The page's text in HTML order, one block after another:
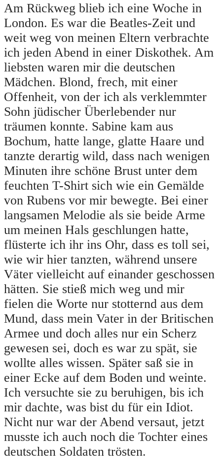
Am Rückweg blieb ich eine Woche in
London. Es war die Beatles-Zeit und
weit weg von meinen Eltern verbrachte
ich jeden Abend in einer Diskothek. Am
liebsten waren mir die deutschen
Mädchen. Blond, frech, mit einer
Offenheit, von der ich als verklemmter
Sohn jüdischer Überlebender nur
träumen konnte. Sabine kam aus
Bochum, hatte lange, glatte Haare und
tanzte derartig wild, dass nach wenigen
Minuten ihre schöne Brust unter dem
feuchten T-Shirt sich wie ein Gemälde
von Rubens vor mir bewegte. Bei einer
langsamen Melodie als sie beide Arme
um meinen Hals geschlungen hatte,
flüsterte ich ihr ins Ohr, dass es toll sei,
wie wir hier tanzten, während unsere
Väter vielleicht auf einander geschossen
hätten. Sie stieß mich weg und mir
fielen die Worte nur stotternd aus dem
Mund, dass mein Vater in der Britischen
Armee und doch alles nur ein Scherz
gewesen sei, doch es war zu spät, sie
wollte alles wissen. Später saß sie in
einer Ecke auf dem Boden und weinte.
Ich versuchte sie zu beruhigen, bis ich
mir dachte, was bist du für ein Idiot.
Nicht nur war der Abend versaut, jetzt
musste ich auch noch die Tochter eines
deutschen Soldaten trösten.